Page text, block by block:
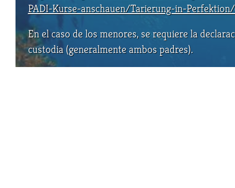
PADI-Kurse-anschauen/Tarierung-in-
En el caso de los menores, se requiere la
custodia (generalmente ambos padres).